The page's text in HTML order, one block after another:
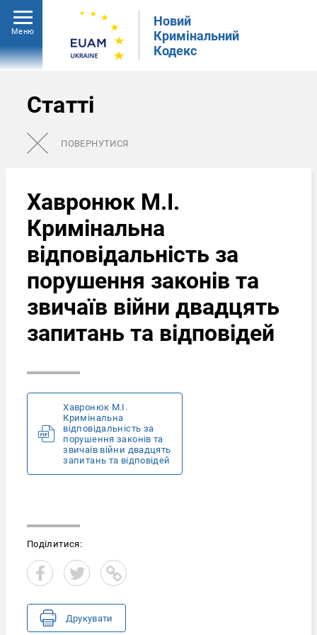
Меню
Новий
Кримінальний
Кодекс
Статті
ПОВЕРНУТИСЯ
Хавронюк М.І.
Кримінальна
відповідальність за
порушення законів та
звичаїв війни двадцять
запитань та відповідей
Хавронюк М.І.
Кримінальна
відповідальність за
порушення законів та
звичаїв війни двадцять
запитань та відповідей
Поділитися:
Друкувати